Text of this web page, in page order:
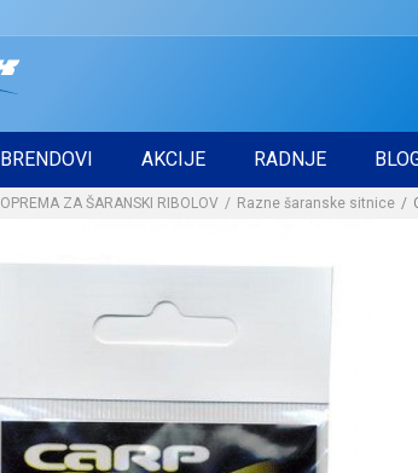
BRENDOVI AKCIJE RADNJE
OPREMA ZA ŠARANSKI RIBOLOV Razne šaranske sitnice